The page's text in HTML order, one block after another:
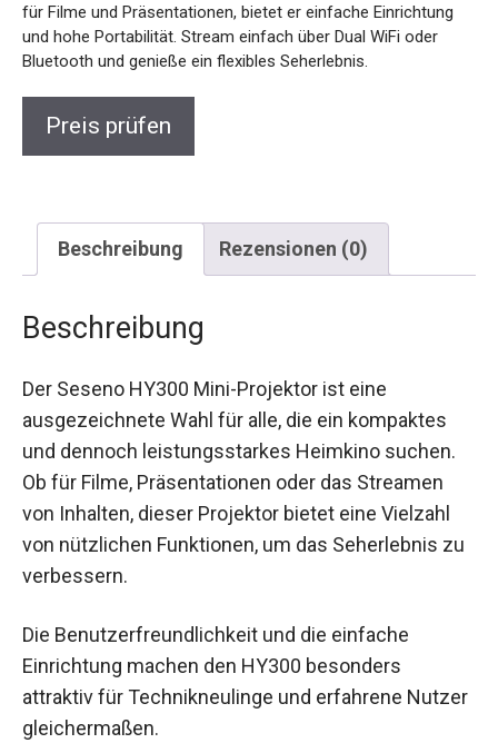
für Filme und Präsentationen, bietet er einfache Einrichtung
und hohe Portabilität. Stream einfach über Dual WiFi oder
Bluetooth und genieße ein flexibles Seherlebnis.
Preis prüfen
Beschreibung Rezensionen (0)
Beschreibung
Der Seseno HY300 Mini-Projektor ist eine
ausgezeichnete Wahl für alle, die ein kompaktes
und dennoch leistungsstarkes Heimkino suchen.
Ob für Filme, Präsentationen oder das Streamen
von Inhalten, dieser Projektor bietet eine Vielzahl
von nützlichen Funktionen, um das Seherlebnis zu
verbessern.
Die Benutzerfreundlichkeit und die einfache
Einrichtung machen den HY300 besonders
attraktiv für Technikneulinge und erfahrene Nutzer
gleichermaßen.